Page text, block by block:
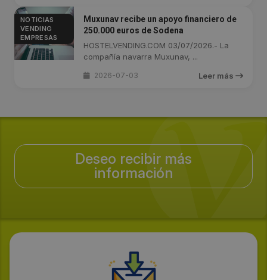
NOTICIAS
VENDING
EMPRESAS
Muxunav recibe un apoyo financiero de
250.000 euros de Sodena
HOSTELVENDING.COM 03/07/2026.- La
compañía navarra Muxunav, ...
2026-07-03 Leer más
Deseo recibir más
información